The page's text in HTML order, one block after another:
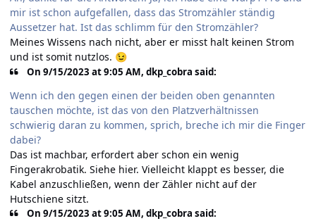
mir ist schon aufgefallen, dass das Stromzähler ständig
Aussetzer hat. Ist das schlimm für den Stromzähler?
Meines Wissens nach nicht, aber er misst halt keinen Strom
und ist somit nutzlos. 😉
On 9/15/2023 at 9:05 AM, dkp_cobra said:
Wenn ich den gegen einen der beiden oben genannten
tauschen möchte, ist das von den Platzverhältnissen
schwierig daran zu kommen, sprich, breche ich mir die Finger
dabei?
Das ist machbar, erfordert aber schon ein wenig
Fingerakrobatik. Siehe hier. Vielleicht klappt es besser, die
Kabel anzuschließen, wenn der Zähler nicht auf der
Hutschiene sitzt.
On 9/15/2023 at 9:05 AM, dkp_cobra said: